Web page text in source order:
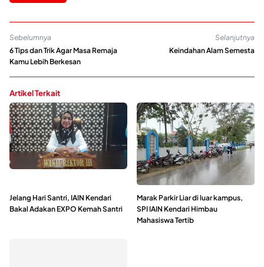
Sebelumnya
6 Tips dan Trik Agar Masa Remaja
Kamu Lebih Berkesan
Selanjutnya
Keindahan Alam Semesta
Artikel Terkait
Jelang Hari Santri, IAIN Kendari
Bakal Adakan EXPO Kemah Santri
Marak Parkir Liar di luar kampus,
SPI IAIN Kendari Himbau
Mahasiswa Tertib